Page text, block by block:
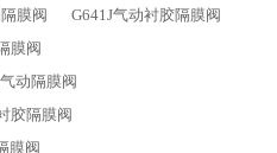
膜阀
G641J气动衬胶隔膜阀
膜阀
动隔膜阀
胶隔膜阀
膜阀